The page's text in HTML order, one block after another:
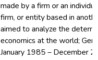
made by a firm or an
firm, or entity based in
aimed to analyze the
economics at the world;
January 1985 – December